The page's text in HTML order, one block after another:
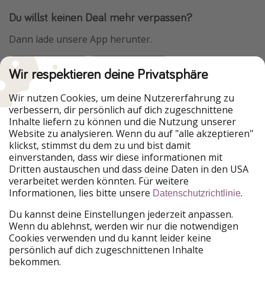
Du willst keinen Deal mehr verpassen?
Dann lade unsere App herunter.
Urlaubspiraten ist Teil der HolidayPirates Group
Unsere Märkte
PiratinViaggio
HolidayPirates
VakantiePiraten
WakacyjniPiraci
VoyagesPirates
Ferienpiraten
Urlaubspiraten
ViajerosPiratas
TravelPirates
HolidayPirates Group
Lerne uns kennen
Über uns
Rechtliches
Wir respektieren deine Privatsphäre
Wir nutzen Cookies, um deine Nutzererfahrung zu
verbessern, dir persönlich auf dich zugeschnittene
Inhalte liefern zu können und die Nutzung unserer
Website zu analysieren. Wenn du auf "alle akzeptieren"
klickst, stimmst du dem zu und bist damit
einverstanden, dass wir diese informationen mit
Dritten austauschen und dass deine Daten in den USA
verarbeitet werden könnten. Für weitere
Informationen, lies bitte unsere Datenschutzrichtlinie.
Du kannst deine Einstellungen jederzeit anpassen.
Wenn du ablehnst, werden wir nur die notwendigen
Cookies verwenden und du kannt leider keine
persönlich auf dich zugeschnittenen Inhalte
bekommen.